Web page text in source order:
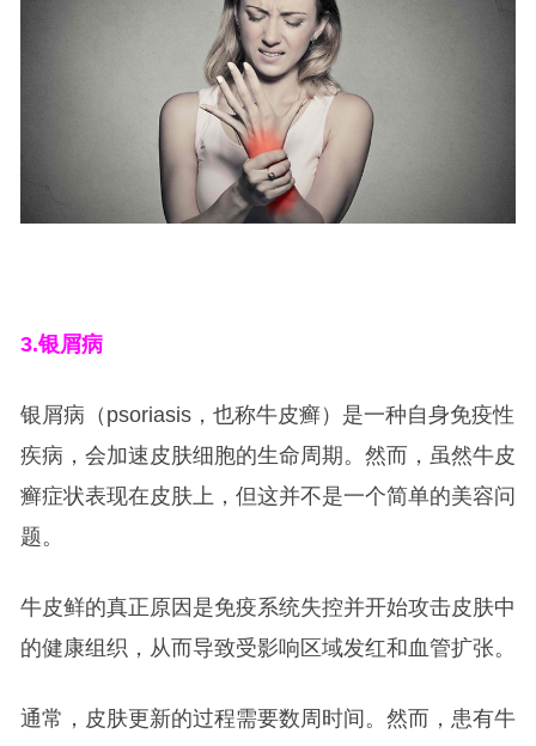
3.银屑病
银屑病（psoriasis，也称牛皮癣）是一种自身免疫性
疾病，会加速皮肤细胞的生命周期。然而，虽然牛皮
癣症状表现在皮肤上，但这并不是一个简单的美容问
题。
牛皮鲜的真正原因是免疫系统失控并开始攻击皮肤中
的健康组织，从而导致受影响区域发红和血管扩张。
通常，皮肤更新的过程需要数周时间。然而，患有牛